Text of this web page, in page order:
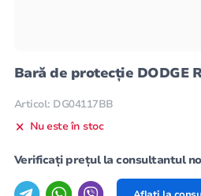
Bară de protecție DODGE
Articol: DG04117BB
Nu este în stoc
Verificați prețul la consultantul